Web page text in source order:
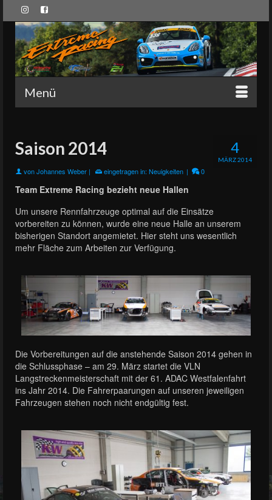
Menü
4
MÄRZ 2014
Saison 2014
vonJohannes Weber | eingetragen in: Neuigkeiten | 0
Team Extreme Racing bezieht neue Hallen
Um unsere Rennfahrzeuge optimal auf die Einsätze
vorbereiten zu können, wurde eine neue Halle an unserem
bisherigen Standort angemietet. Hier steht uns wesentlich
mehr Fläche zum Arbeiten zur Verfügung.
Die Vorbereitungen auf die anstehende Saison 2014 gehen in
die Schlussphase – am 29. März startet die VLN
Langstreckenmeisterschaft mit der 61. ADAC Westfalenfahrt
ins Jahr 2014. Die Fahrerpaarungen auf unseren jeweiligen
Fahrzeugen stehen noch nicht endgültig fest.